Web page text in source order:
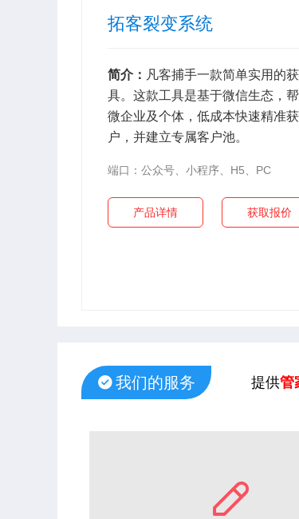
拓客裂变系统
简介： 凡客捕手一款简单实用的
具。这款工具是基于微信生态，
微企业及个体，低成本快速精准
户，并建立专属客户池。
端口：公众号、小程序、H5、PC
产品详情 获取报价
我们的服务 提供管